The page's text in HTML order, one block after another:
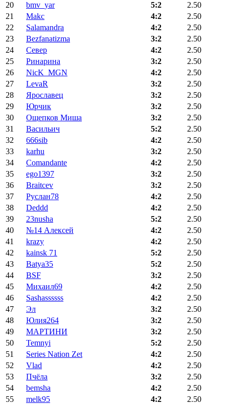
20
bmv_yar 5:2
2.50
21
Makc 4:2
2.50
22
Salamandra 4:2
2.50
23
Bezfanatizma 3:2
2.50
24
Север 4:2
2.50
25
Ринарина 3:2
2.50
26
NicK_MGN 4:2
2.50
27
LevaR 3:2
2.50
28
Ярославец 3:2
2.50
29
Юрчик 3:2
2.50
30
Ощепков Миша 3:2
2.50
31
Васильич 5:2
2.50
32
666sib 4:2
2.50
33
karhu 3:2
2.50
34
Comandante 4:2
2.50
35
ego1397 3:2
2.50
36
Braitcev 3:2
2.50
37
Руслан78 4:2
2.50
38
Deddd 4:2
2.50
39
23nusha 5:2
2.50
40
№14 Алексей 4:2
2.50
41
krazy 4:2
2.50
42
kainsk 71 5:2
2.50
43
Batya35 5:2
2.50
44
BSF 3:2
2.50
45
Михаил69 4:2
2.50
46
Sashassssss 4:2
2.50
47
Эл 3:2
2.50
48
Юлия264 3:2
2.50
49
МАРТИНИ 3:2
2.50
50
Temnyi 5:2
2.50
51
Series Nation Zet 4:2
2.50
52
Vlad 4:2
2.50
53
Пчёла 3:2
2.50
54
bemsha 4:2
2.50
55
melk95 4:2 2.50